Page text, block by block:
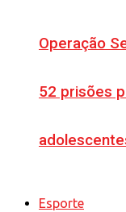
Operação
52 prisões
Esporte